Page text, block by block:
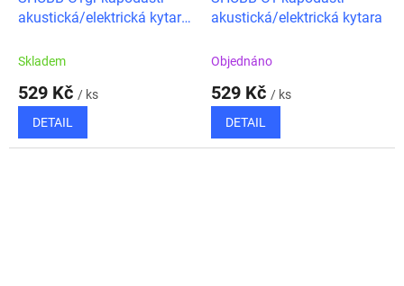
akustická/elektrická kytara
Skladem
529 Kč / ks
DETAIL
akustická/elektrická kytara
Objednáno
529 Kč / ks
DETAIL